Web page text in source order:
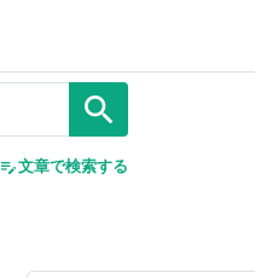
search
edit_note文章で検索する